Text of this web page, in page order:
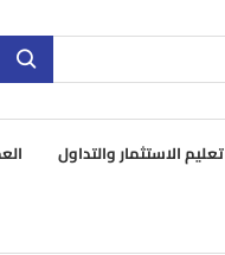
تعليم الاستثمار والتداول